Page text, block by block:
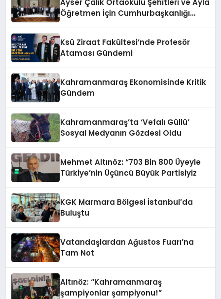
Ayser Çalık Ortaokulu Şehitleri ve Ayla
Öğretmen İçin Cumhurbaşkanlığı
Ksü Ziraat Fakültesi’nde Profesör
Ataması Gündemi
Kahramanmaraş Ekonomisinde Kritik
Gündem
Kahramanmaraş’ta ‘Vefalı Güllü’
Sosyal Medyanın Gözdesi Oldu
Mehmet Altınöz: “703 Bin 800 Üyeyle
Türkiye’nin Üçüncü Büyük Partisiyiz
KGK Marmara Bölgesi İstanbul’da
Buluştu
Vatandaşlardan Ağustos Fuarı’na
Tam Not
Altınöz: “Kahramanmaraş
şampiyonlar şampiyonu!”